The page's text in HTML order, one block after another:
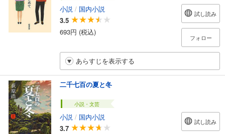
小説 / 国内小説
3.5
693円 (税込)
試し読み
フォロー
あらすじを表示する
二千七百の夏と冬
小説・文芸
小説 / 国内小説
3.7
試し読み